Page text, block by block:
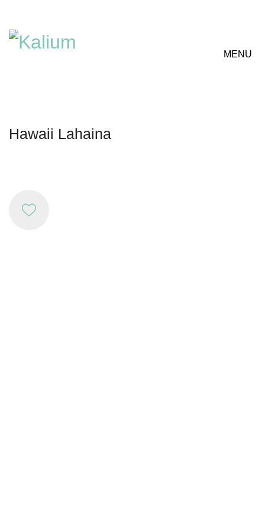
MENU
Hawaii Lahaina